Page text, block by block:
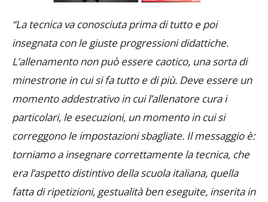
“La tecnica va conosciuta prima di tutto e poi
insegnata con le giuste progressioni didattiche.
L’allenamento non può essere caotico, una sorta di
minestrone in cui si fa tutto e di più. Deve essere un
momento addestrativo in cui l’allenatore cura i
particolari, le esecuzioni, un momento in cui si
correggono le impostazioni sbagliate. Il messaggio è:
torniamo a insegnare correttamente la tecnica, che
era l’aspetto distintivo della scuola italiana, quella
fatta di ripetizioni, gestualità ben eseguite, inserita in